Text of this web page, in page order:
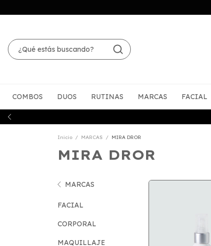
COMBOS DUOS RUTINAS MARCAS FACIAL
Inicio / MARCAS / MIRA DROR
MIRA DROR
MARCAS
FACIAL
CORPORAL
MAQUILLAJE